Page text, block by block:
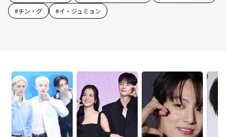
#チン・グ #イ・ジュミョン